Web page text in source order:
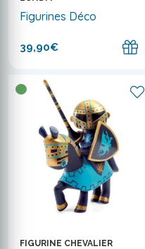
Figurines Déco
39,90€
FIGURINE CHEVALIER